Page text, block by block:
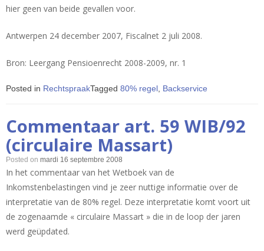
hier geen van beide gevallen voor.
Antwerpen 24 december 2007, Fiscalnet 2 juli 2008.
Bron: Leergang Pensioenrecht 2008-2009, nr. 1
Posted in RechtspraakTagged 80% regel Backservice
Commentaar art. 59 WIB/92
(circulaire Massart)
Posted on mardi 16 septembre 2008
In het commentaar van het Wetboek van de
Inkomstenbelastingen vind je zeer nuttige informatie over de
interpretatie van de 80% regel. Deze interpretatie komt voort uit
de zogenaamde « circulaire Massart » die in de loop der jaren
werd geüpdated.